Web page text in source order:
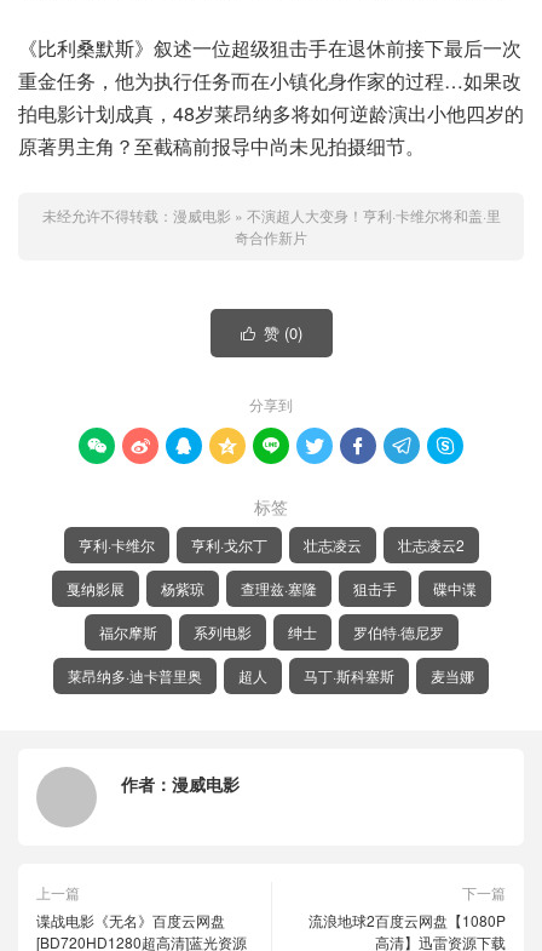
《比利桑默斯》叙述一位超级狙击手在退休前接下最后一次
重金任务，他为执行任务而在小镇化身作家的过程…如果改
拍电影计划成真，48岁莱昂纳多将如何逆龄演出小他四岁的
原著男主角？至截稿前报导中尚未见拍摄细节。
未经允许不得转载： 漫威电影 » 不演超人大变身！亨利·卡维尔将和盖·里
奇合作新片
 赞 (0)
分享到
        
标签
亨利·卡维尔 亨利·戈尔丁 壮志凌云 壮志凌云2
戛纳影展 杨紫琼 查理兹·塞隆 狙击手 碟中谍
福尔摩斯 系列电影 绅士 罗伯特·德尼罗
莱昂纳多·迪卡普里奥 超人 马丁·斯科塞斯 麦当娜
作者： 漫威电影
上一篇
谍战电影《无名》百度云网盘
[BD720HD1280超高清]蓝光资源
下一篇
流浪地球2百度云网盘【1080P
高清】迅雷资源下载